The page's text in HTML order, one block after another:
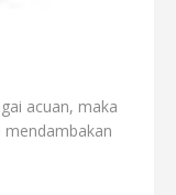
acuan, maka